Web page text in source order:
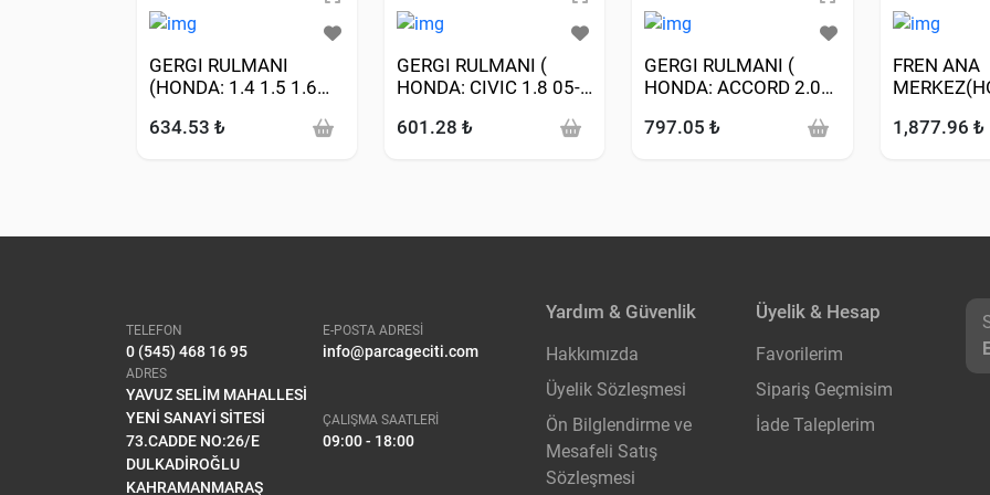
GERGI RULMANI
(HONDA: 1.4 1.5 1.6
III-VI 2.0 HRV 1.6 99->/
634.53 ₺
GERGI RULMANI (
HONDA: CIVIC 1.8 05->
601.28 ₺
GERGI RULMANI (
HONDA: ACCORD 2.0
2.0 TYPER )
797.05 ₺
FREN ANA
1,877.96 ₺
TELEFON
0 (545) 468 16 95
E-POSTA ADRESİ
info@parcageciti.com
ADRES
YAVUZ SELİM MAHALLESİ
YENİ SANAYİ SİTESİ
73.CADDE NO:26/E
DULKADİROĞLU
KAHRAMANMARAŞ
ÇALIŞMA SAATLERİ
09:00 - 18:00
Yardım & Güvenlik
Hakkımızda
Üyelik Sözleşmesi
Ön Bilglendirme ve
Mesafeli Satış
Sözleşmesi
Üyelik & Hesap
Favorilerim
Sipariş Geçmisim
İade Taleplerim